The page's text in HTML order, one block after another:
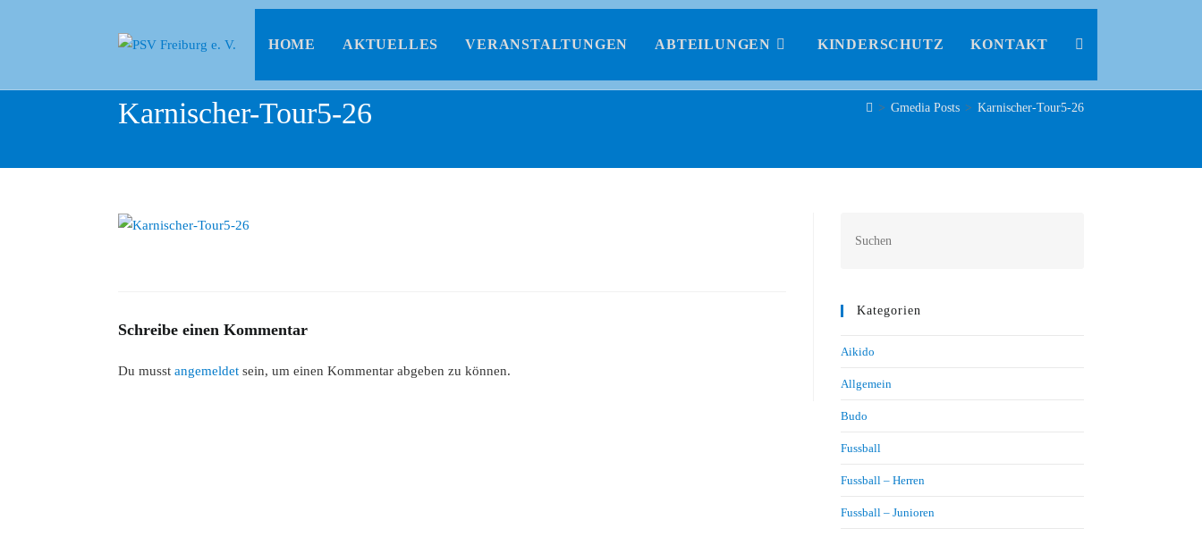
HOME AKTUELLES VERANSTALTUNGEN ABTEILUNGEN KINDERSCHUTZ KONTAKT
Karnischer-Tour5-26 > Gmedia Posts > Karnischer-Tour5-26
Schreibe einen Kommentar
Du musst angemeldet sein, um einen Kommentar abgeben zu können.
Kategorien
Aikido
Allgemein
Budo
Fussball
Fussball – Herren
Fussball – Junioren